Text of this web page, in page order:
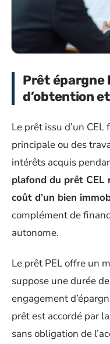
Prêt épargne
d’obtention
Le prêt issu d’un CEL
principale ou des
intérêts acquis
plafond du prêt CEL
coût d’un bien
complément de
autonome.
Le prêt PEL offre un
suppose une durée
engagement
prêt est accordé par
sans obligation de